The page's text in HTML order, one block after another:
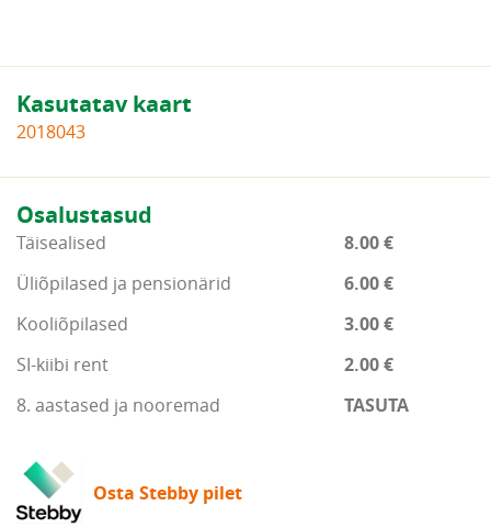
Kasutatav kaart
2018043
Osalustasud
Täisealised
8.00 €
Üliõpilased ja pensionärid
6.00 €
Kooliõpilased
3.00 €
SI-kiibi rent
2.00 €
8. aastased ja nooremad
TASUTA
Osta Stebby pilet